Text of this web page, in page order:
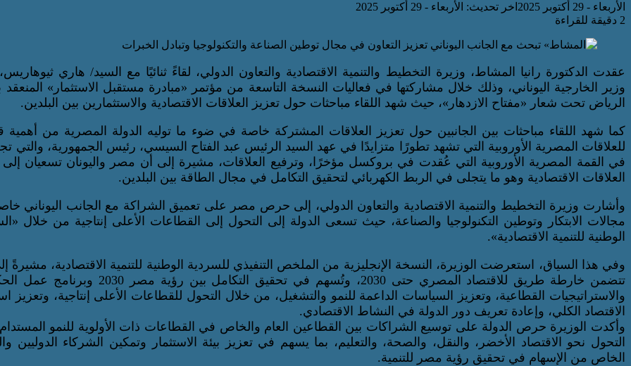
الأربعاء - 29 أكتوبر 2025
اخر تحديث: الأربعاء - 29 أكتوبر 2025
2 دقيقة للقراءة
عقدت الدكتورة رانيا المشاط، وزيرة التخطيط والتنمية الاقتصادية والتعاون الدولي، لقاءً ثنائيًا مع السيد/ هاري
وزير الخارجية اليوناني، وذلك خلال مشاركتها في فعاليات النسخة التاسعة من مؤتمر «مبادرة مستقبل الاستثمار» المنعقد
الرياض تحت شعار «مفتاح الازدهار»، حيث شهد اللقاء مباحثات حول تعزيز العلاقات الاقتصادية والاستثمارين بين البلدين.
كما شهد اللقاء مباحثات بين الجانبين حول تعزيز العلاقات المشتركة خاصة في ضوء ما توليه الدولة المصرية من
للعلاقات المصرية الأوروبية التي تشهد تطورًا متزايدًا في عهد السيد الرئيس عبد الفتاح السيسي، رئيس الجمهورية، والتي
في القمة المصرية الأوروبية التي عُقدت في بروكسل مؤخرًا، وترفيع العلاقات، مشيرة إلى أن مصر واليونان تسعيان إلى
العلاقات الاقتصادية وهو ما يتجلى في الربط الكهربائي لتحقيق التكامل في مجال الطاقة بين البلدين.
وأشارت وزيرة التخطيط والتنمية الاقتصادية والتعاون الدولي، إلى حرص مصر على تعميق الشراكة مع الجانب اليوناني
مجالات الابتكار وتوطين التكنولوجيا والصناعة، حيث تسعى الدولة إلى التحول إلى القطاعات الأعلى إنتاجية من خلال
الوطنية للتنمية الاقتصادية».
وفي هذا السياق، استعرضت الوزيرة، النسخة الإنجليزية من الملخص التنفيذي للسردية الوطنية للتنمية الاقتصادية، مشيرةً
تتضمن خارطة طريق للاقتصاد المصري حتى 2030، وتُسهم في تحقيق التكامل بين رؤية
والاستراتيجيات القطاعية، وتعزيز السياسات الداعمة للنمو والتشغيل، من خلال التحول للقطاعات الأعلى إنتاجية، وتعزيز
الاقتصاد الكلي، وإعادة تعريف دور الدولة في النشاط الاقتصادي.
وأكدت الوزيرة حرص الدولة على توسيع الشراكات بين القطاعين العام والخاص في القطاعات ذات الأولوية للنمو
التحول نحو الاقتصاد الأخضر، والنقل، والصحة، والتعليم، بما يسهم في تعزيز بيئة الاستثمار وتمكين الشركاء الدوليين
الخاص من الإسهام في تحقيق رؤية مصر للتنمية.